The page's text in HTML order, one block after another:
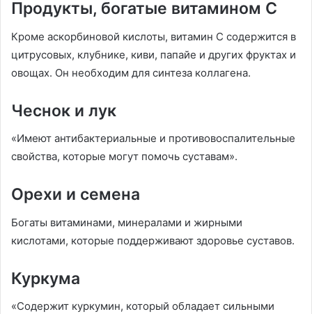
Продукты, богатые витамином С
Кроме аскорбиновой кислоты, витамин C содержится в
цитрусовых, клубнике, киви, папайе и других фруктах и
овощах. Он необходим для синтеза коллагена.
Чеснок и лук
«Имеют антибактериальные и противовоспалительные
свойства, которые могут помочь суставам».
Орехи и семена
Богаты витаминами, минералами и жирными
кислотами, которые поддерживают здоровье суставов.
Куркума
«Содержит куркумин, который обладает сильными